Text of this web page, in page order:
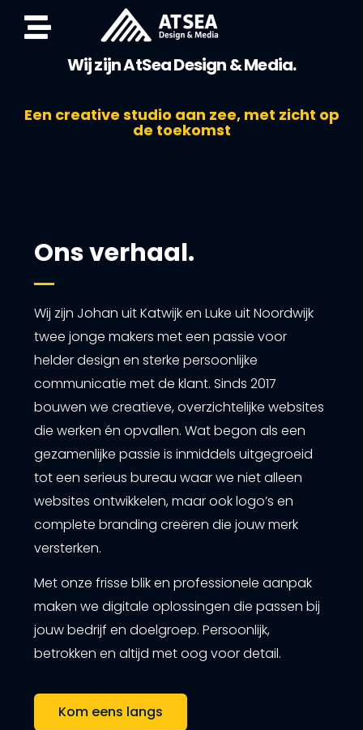
Wij zijn AtSea Design & Media.
Een creative studio aan zee, met zicht op
de toekomst
Ons verhaal.
Wij zijn Johan uit Katwijk en Luke uit Noordwijk
twee jonge makers met een passie voor
helder design en sterke persoonlijke
communicatie met de klant. Sinds 2017
bouwen we creatieve, overzichtelijke websites
die werken én opvallen. Wat begon als een
gezamenlijke passie is inmiddels uitgegroeid
tot een serieus bureau waar we niet alleen
websites ontwikkelen, maar ook logo’s en
complete branding creëren die jouw merk
versterken.
Met onze frisse blik en professionele aanpak
maken we digitale oplossingen die passen bij
jouw bedrijf en doelgroep. Persoonlijk,
betrokken en altijd met oog voor detail.
Kom eens langs